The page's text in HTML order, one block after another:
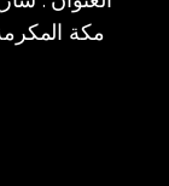
مكة المكرمة 24353, المملكة العربية